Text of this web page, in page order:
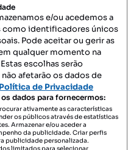
e/ou acedemos a
identificadores únicos
Pode aceitar ou gerir as
qualquer momento na
escolhas serão
afetarão os dados de
Política de Privacidade
dados para fornecermos:
ativamente as características
os públicos através de estatísticas
Armazenar e/ou aceder a
da publicidade. Criar perfis
publicidade personalizada.